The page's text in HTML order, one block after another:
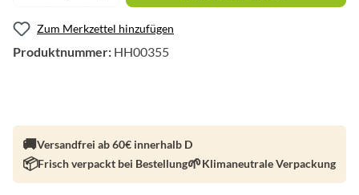
Zum Merkzettel hinzufügen
Produktnummer: HH00355
Versandfrei ab 60€ innerhalb D
Frisch verpackt bei Bestellung
Klimaneutrale Verpackung